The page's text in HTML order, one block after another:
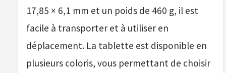
17,85 × 6,1 mm et un poids de 460 g, il est
facile à transporter et à utiliser en
déplacement. La tablette est disponible en
plusieurs coloris, vous permettant de choisir